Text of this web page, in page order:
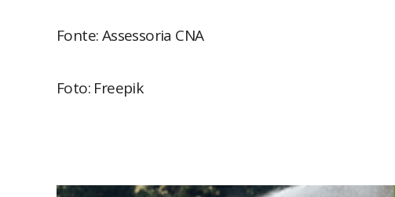
Fonte: Assessoria CNA
Foto: Freepik